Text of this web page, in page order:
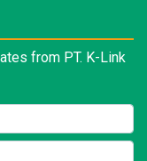
from PT. K-Link